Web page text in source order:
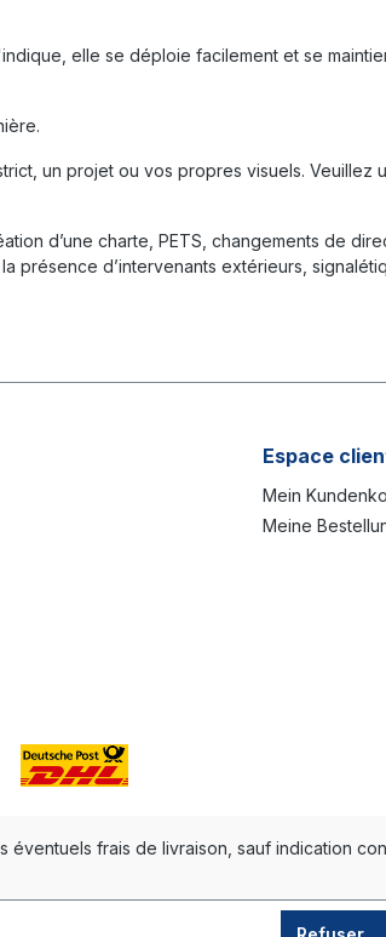
elle se déploie facilement et se
un projet ou vos propres visuels. Veuillez
d’une charte, PETS, changements de
présence d’intervenants extérieurs,
Espace
Mein
Meine
éventuels frais de livraison, sauf indication